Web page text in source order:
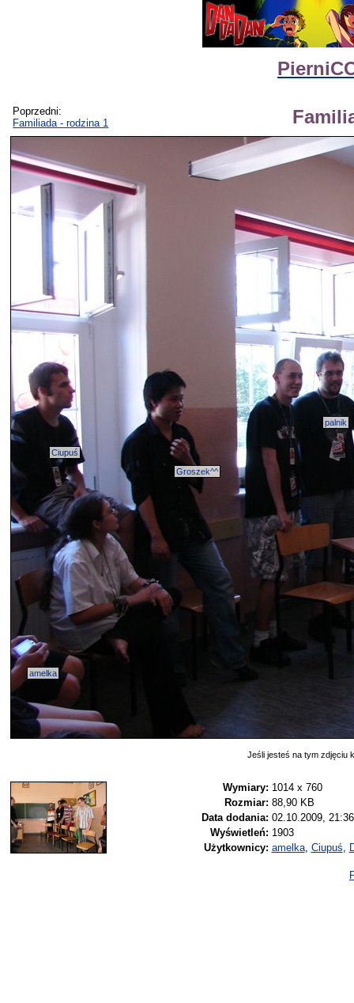
Poprzedni:
Familiada - rodzina 1
amelka
Ciupuś
Groszek^^
palnik
Jeśli jesteś na tym zdjęciu
Wymiary: 1014 x 760
Rozmiar: 88,90 KB
Data dodania: 02.10.2009,
Wyświetleń: 1903
Użytkownicy: amelka, Ciupuś